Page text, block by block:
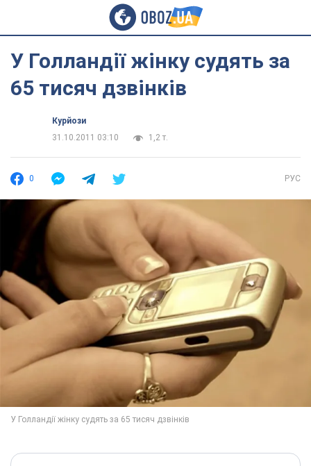
У Голландії жінку судять за
65 тисяч дзвінків
Курйози
31.10.2011 03:10
1,2 т.
0 РУС